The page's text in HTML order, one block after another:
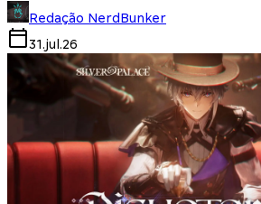
Redação NerdBunker
31.jul.26